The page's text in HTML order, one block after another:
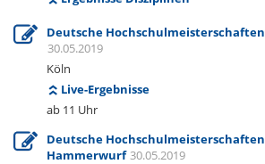
Deutsche Hochschulmeisterschaften
30.05.2019
Köln
Live-Ergebnisse
ab 11 Uhr
Deutsche Hochschulmeisterschaften
Hammerwurf 30.05.2019